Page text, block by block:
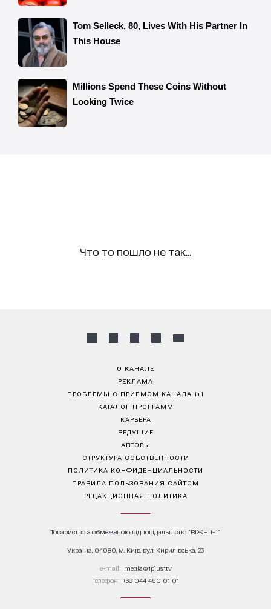
Что то пошло не так...
О КАНАЛЕ
РЕКЛАМА
ПРОБЛЕМЫ С ПРИЁМОМ КАНАЛА 1+1
КАТАЛОГ ПРОГРАММ
КАРЬЕРА
ВЕДУЩИЕ
АВТОРЫ
СТРУКТУРА СОБСТВЕННОСТИ
ПОЛИТИКА КОНФИДЕНЦИАЛЬНОСТИ
ПРАВИЛА ПОЛЬЗОВАНИЯ САЙТОМ
РЕДАКЦИОННАЯ ПОЛИТИКА
Товариство з обмеженою відповідальністю "ВІЖН 1+1"
Україна, 04080, м. Київ, вул. Кирилівська, 23
е-mail: media@1plus1.tv
Телефон: +38 044 490 01 01